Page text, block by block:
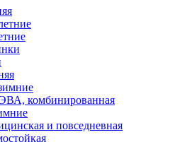
комбинированная
и повседневная